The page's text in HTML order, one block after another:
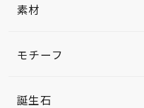
素材
モチーフ
誕生石